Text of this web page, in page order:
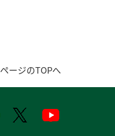
ページのTOPへ